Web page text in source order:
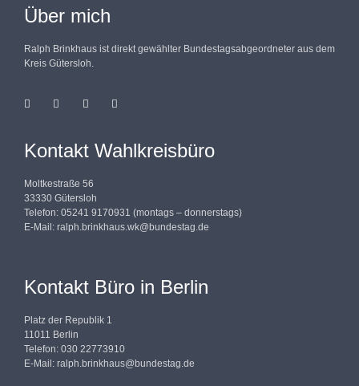
Über mich
Ralph Brinkhaus ist direkt gewählter Bundestagsabgeordneter aus dem
Kreis Gütersloh.
Kontakt Wahlkreisbüro
Moltkestraße 56
33330 Gütersloh
Telefon: 05241 9170931 (montags – donnerstags)
E-Mail: ralph.brinkhaus.wk@bundestag.de
Kontakt Büro in Berlin
Platz der Republik 1
11011 Berlin
Telefon: 030 22773910
E-Mail: ralph.brinkhaus@bundestag.de